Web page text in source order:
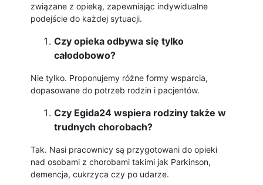
związane z opieką, zapewniając indywidualne
podejście do każdej sytuacji.
Czy opieka odbywa się tylko
całodobowo?
Nie tylko. Proponujemy różne formy wsparcia,
dopasowane do potrzeb rodzin i pacjentów.
Czy Egida24 wspiera rodziny także w
trudnych chorobach?
Tak. Nasi pracownicy są przygotowani do opieki
nad osobami z chorobami takimi jak Parkinson,
demencja, cukrzyca czy po udarze.